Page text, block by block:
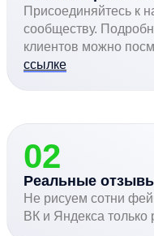
Присоединяйтесь к
сообществу.
клиентов можно
ссылке
02
Реальные
Не рисуем сотни
ВК и Яндекса только